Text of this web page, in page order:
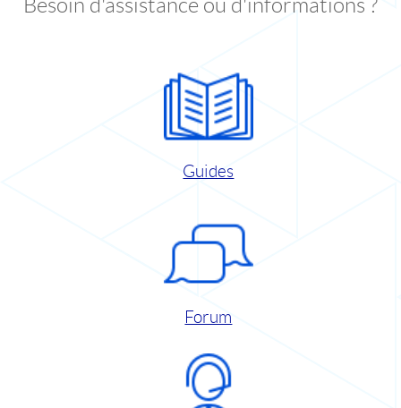
Besoin d'assistance ou d'informations ?
Guides
Forum